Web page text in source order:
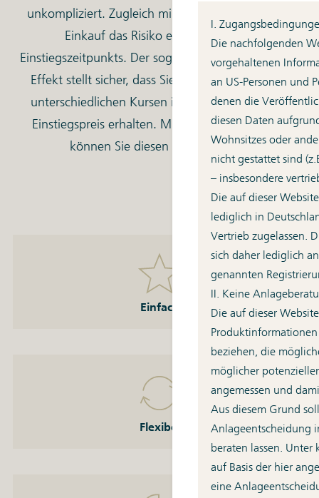
I.
Die nachfolgenden
vorgehaltenen
an US-Personen und
denen die
diesen Daten
Wohnsitzes oder
nicht gestattet sind
– insbesondere
Die auf dieser
lediglich in
Vertrieb zugelassen.
sich daher lediglich
genannten
II. Keine
Die auf dieser
beziehen, die
möglicher
angemessen und
Aus diesem Grund
Anlageentscheidung
beraten lassen. Unter
auf Basis der hier
eine
unkompliziert. Zugleich minimiert der gestaffelte
Einkauf das Risiko eines schlechten
Einstiegszeitpunkts. Der sogenannte Cost-Average-
Effekt stellt sicher, dass Sie durch die Anlage zu
unterschiedlichen Kursen im Mittel einen guten
Einstiegspreis erhalten. Mit Ihrem ETF-Sparplan
können Sie diesen Effekt nutzen.
Einfach
Einfach
Ihr Sparplan ist mit wenigen Klicks eingerichtet.
Flexibel
Flexibel
Gerade ein paar Euros mehr übrig? Ihren Sparplan
haben Sie schnell angepasst.